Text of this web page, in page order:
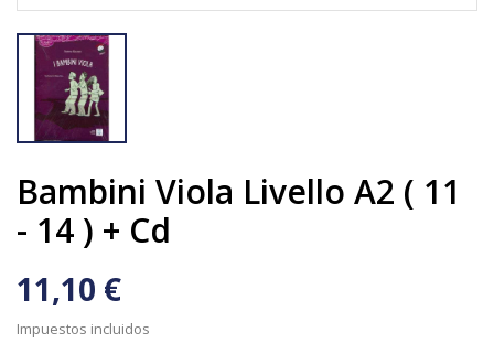
Bambini Viola Livello A2 ( 11
- 14 ) + Cd
11,10 €
Impuestos incluidos